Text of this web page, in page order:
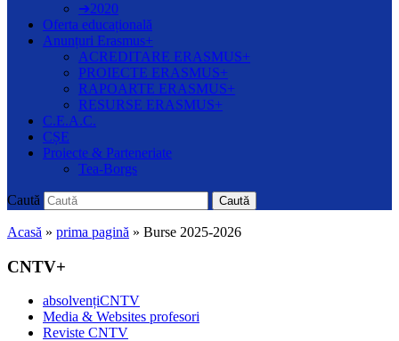
➔2020
Oferta educațională
Anunțuri Erasmus+
ACREDITARE ERASMUS+
PROIECTE ERASMUS+
RAPOARTE ERASMUS+
RESURSE ERASMUS+
C.E.A.C.
CȘE
Proiecte & Parteneriate
Tea-Borgs
Caută Caută
Acasă » prima pagină » Burse 2025-2026
CNTV+
absolvențiCNTV
Media & Websites profesori
Reviste CNTV